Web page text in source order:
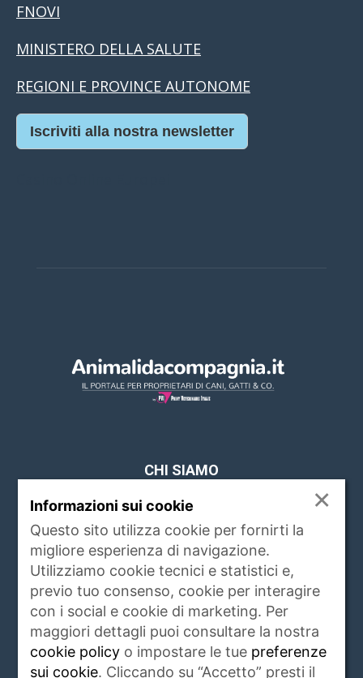
FNOVI
MINISTERO DELLA SALUTE
REGIONI E PROVINCE AUTONOME
Iscriviti alla nostra newsletter
CHI SIAMO
www.animalidacompagnia.it è il portale che
soddisfa le esigenze dei proprietari di PET,
trait d'union tra proprietario e veterinari,
istituzioni, allevatori ed operatori del settore.
Raccoglie ogni giorno notizie di attualità,
igiene e salute, rubriche, eventi e servizi
riguardanti gli animali da compagnia e non
solo.Leggi di più
Informazioni sui cookie ×
Questo sito utilizza cookie per fornirti la
migliore esperienza di navigazione.
Utilizziamo cookie tecnici e statistici e,
previo tuo consenso, cookie per interagire
con i social e cookie di marketing. Per
maggiori dettagli puoi consultare la nostra
cookie policy o impostare le tue preferenze
sui cookie. Cliccando su “Accetto” presti il